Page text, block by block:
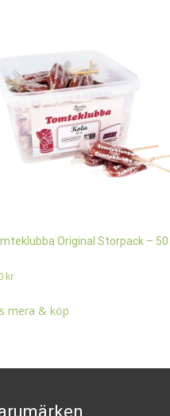
Original Storpack – 50
kr
mera & köp